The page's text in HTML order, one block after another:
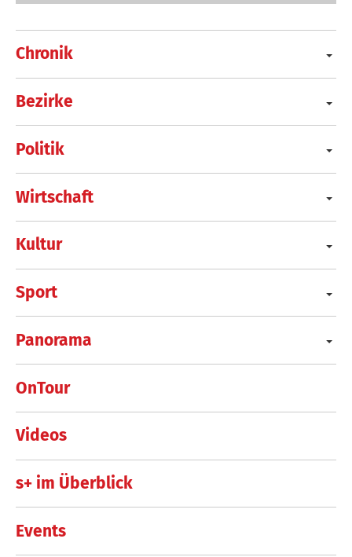
Chronik
Bezirke
Politik
Wirtschaft
Kultur
Sport
Panorama
OnTour
Videos
s+ im Überblick
Events